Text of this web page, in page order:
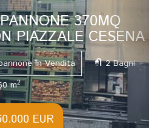
370MQ
CESENA
2 Bagni